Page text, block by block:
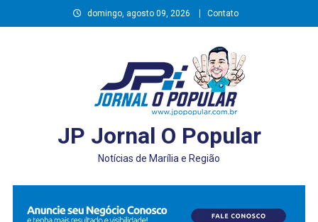
to
domingo, agosto 09, 2026 Contato
JP Jornal O Popular
Notícias de Marília e Região